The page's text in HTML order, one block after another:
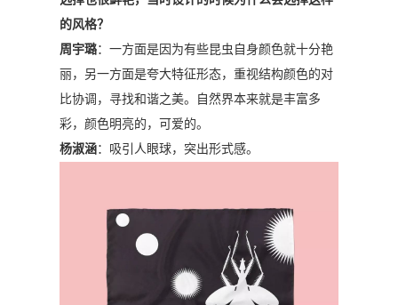
的风格？
周宇璐：一方面是因为有些昆虫自身颜色就十分艳
丽，另一方面是夸大特征形态，重视结构颜色的对
比协调，寻找和谐之美。自然界本来就是丰富多
彩，颜色明亮的，可爱的。
杨淑涵：吸引人眼球，突出形式感。